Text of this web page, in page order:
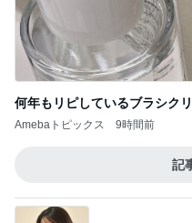
何年もリピしているブラシク
Amebaトピックス 9時間前
記